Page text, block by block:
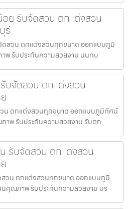
อย รับจัดสวน ตกแต่งสวน
รี
ดสวน ตกแต่งสวนทุกขนาด ออกแบบภูมิ
พ รับประกันความสวยงาม นนทบ
บจัดสวน ตกแต่งสวน
น ตกแต่งสวนทุกขนาด ออกแบบภูมิทัศน์
าพ รับประกันความสวยงาม รับตก
รับจัดสวน ตกแต่งสวน
วน ตกแต่งสวนทุกขนาด ออกแบบภูมิ
นคุณภาพ รับประกันความสวยงาม บร